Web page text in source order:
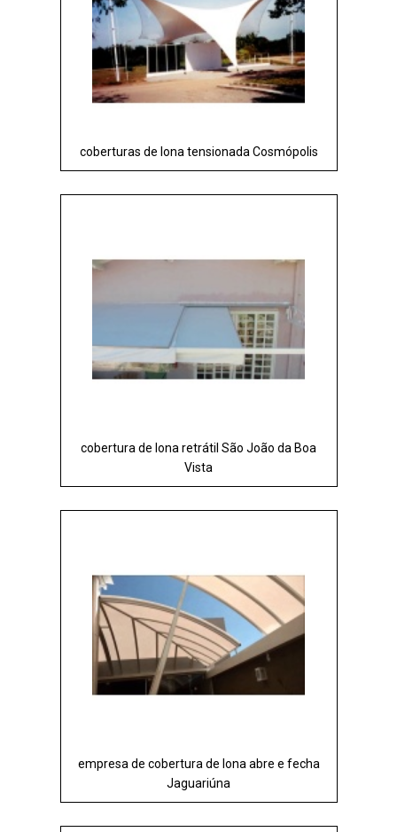
coberturas de lona tensionada Cosmópolis
cobertura de lona retrátil São João da Boa
Vista
empresa de cobertura de lona abre e fecha
Jaguariúna